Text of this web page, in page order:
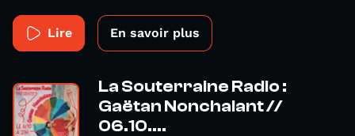
Lire En savoir plus
La Souterraine Radio :
Gaëtan Nonchalant //
06.10....